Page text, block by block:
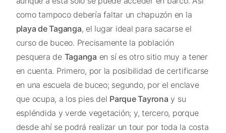
como tampoco debería faltar un chapuzón en la
playa de Taganga, el lugar ideal para sacarse el
curso de buceo. Precisamente la población
pesquera de Taganga en sí es otro sitio muy a tener
en cuenta. Primero, por la posibilidad de certificarse
en una escuela de buceo; segundo, por el enclave
que ocupa, a los pies del Parque Tayrona y su
espléndida y verde vegetación; y, tercero, porque
desde ahí se podrá realizar un tour por toda la costa